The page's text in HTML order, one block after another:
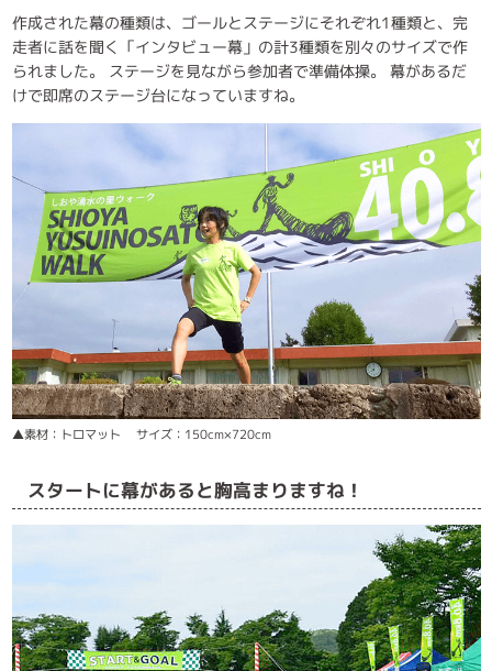
作成された幕の種類は、ゴールとステージにそれぞれ1種類と、完
走者に話を聞く「インタビュー幕」の計3種類を別々のサイズで作
られました。 ステージを見ながら参加者で準備体操。 幕があるだ
けで即席のステージ台になっていますね。
▲素材：トロマット サイズ：150cm×720cm
スタートに幕があると胸高まりますね！